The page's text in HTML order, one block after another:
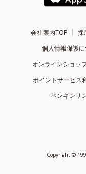
会社案内TOP 採
個人情報保護
オンラインショッ
ポイントサービス
ペンギンリ
Copyright ©